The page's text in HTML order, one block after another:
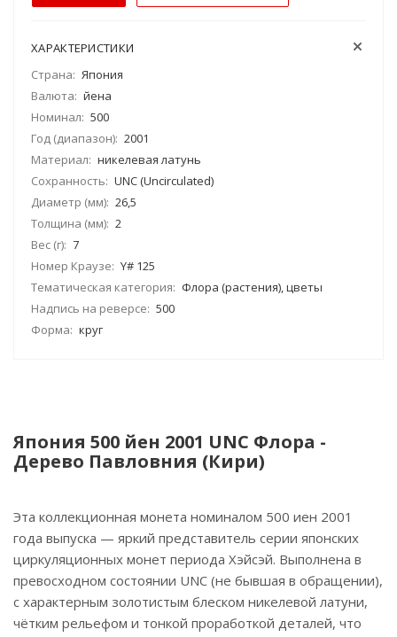
ХАРАКТЕРИСТИКИ
Страна: Япония
Валюта: йена
Номинал: 500
Год (диапазон): 2001
Материал: никелевая латунь
Сохранность: UNC (Uncirculated)
Диаметр (мм): 26,5
Толщина (мм): 2
Вес (г): 7
Номер Краузе: Y# 125
Тематическая категория: Флора (растения), цветы
Надпись на реверсе: 500
Форма: круг
Япония 500 йен 2001 UNC Флора -
Дерево Павловния (Кири)
Эта коллекционная монета номиналом 500 иен 2001
года выпуска — яркий представитель серии японских
циркуляционных монет периода Хэйсэй. Выполнена в
превосходном состоянии UNC (не бывшая в обращении),
с характерным золотистым блеском никелевой латуни,
чётким рельефом и тонкой проработкой деталей, что